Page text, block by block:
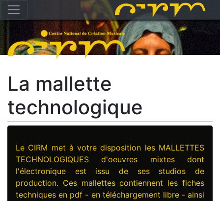
La mallette
technologique
Le CIRM met à votre disposition les MALLETTES
TECHNOLOGIQUES d'oeuvres mixtes dont
l'électronique est issu de ses studios de
production. Ces mallettes contiennent les fiches
techniques en pdf - en téléchargement libre - ainsi